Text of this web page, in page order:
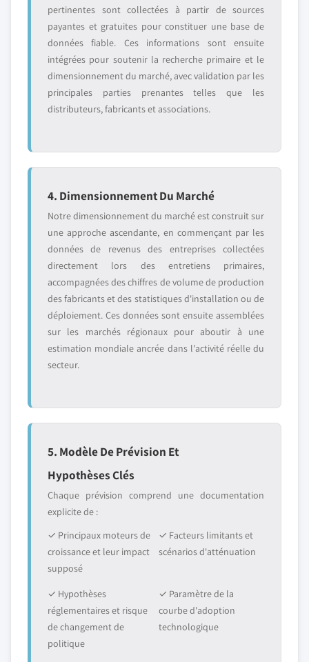
pertinentes sont collectées à partir de sources
payantes et gratuites pour constituer une base de
données fiable. Ces informations sont ensuite
intégrées pour soutenir la recherche primaire et le
dimensionnement du marché, avec validation par les
principales parties prenantes telles que les
distributeurs, fabricants et associations.
4. Dimensionnement Du Marché
Notre dimensionnement du marché est construit sur
une approche ascendante, en commençant par les
données de revenus des entreprises collectées
directement lors des entretiens primaires,
accompagnées des chiffres de volume de production
des fabricants et des statistiques d'installation ou de
déploiement. Ces données sont ensuite assemblées
sur les marchés régionaux pour aboutir à une
estimation mondiale ancrée dans l'activité réelle du
secteur.
5. Modèle De Prévision Et
Hypothèses Clés
Chaque prévision comprend une documentation
explicite de :
✓ Principaux moteurs de
croissance et leur impact
supposé
✓ Facteurs limitants et
scénarios d'atténuation
✓ Hypothèses
réglementaires et risque
de changement de
politique
✓ Paramètre de la
courbe d'adoption
technologique